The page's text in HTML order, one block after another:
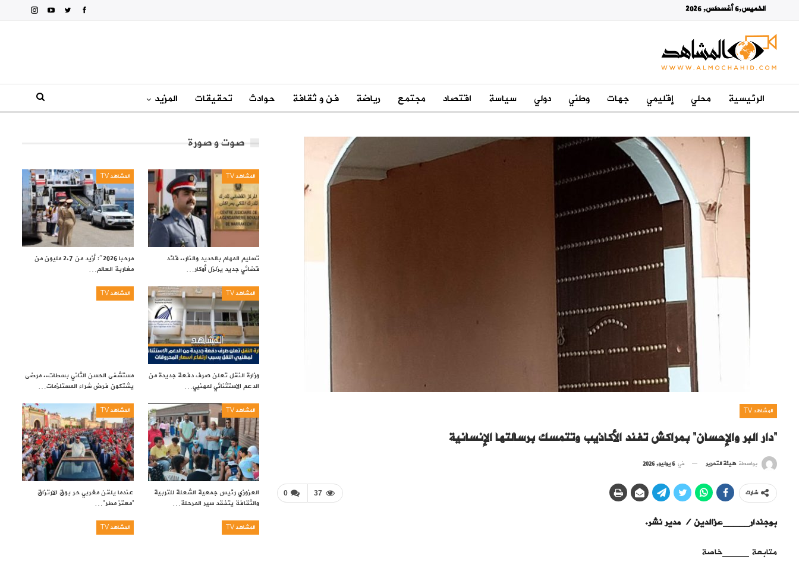
الخميس,6 أغسطس, 2026
الرئيسية محلي إقليمي جهات وطني دولي سياسة اقتصاد مجتمع رياضة فن و ثقافة حوادث تحقيقات المزيد
المشاهد TV
“دار البر والإحسان” بمراكش تفند الأكاذيب وتتمسك برسالتها الإنسانية
بواسطة هيئة التحرير في 6 يوليو, 2026
0 37 شارك
بوجندار_____عزالدين / مدير نشر.
متابعة _____خاصة
صوت و صورة
المشاهد TV
تسليم المهام بالحديد والنار.. قائد
قضائي جديد يزلزل أوكار…
المشاهد TV
مرحبا 2026″: أزيد من 2.7 مليون من
مغاربة العالم…
المشاهد TV
وزارة النقل تعلن صرف دفعة جديدة من
الدعم الاستثنائي لمهنيي…
المشاهد TV
مستشفى الحسن الثاني بسطات.. مرضى
يشتكون فرض شراء المستلزمات…
المشاهد TV
العزوزي رئيس جمعية الشعلة للتربية
والثقافة يتفقد سير المرحلة…
المشاهد TV
عندما يلقن مغربي حر بوق الارتزاق
“معتز مطر”…
المشاهد TV المشاهد TV